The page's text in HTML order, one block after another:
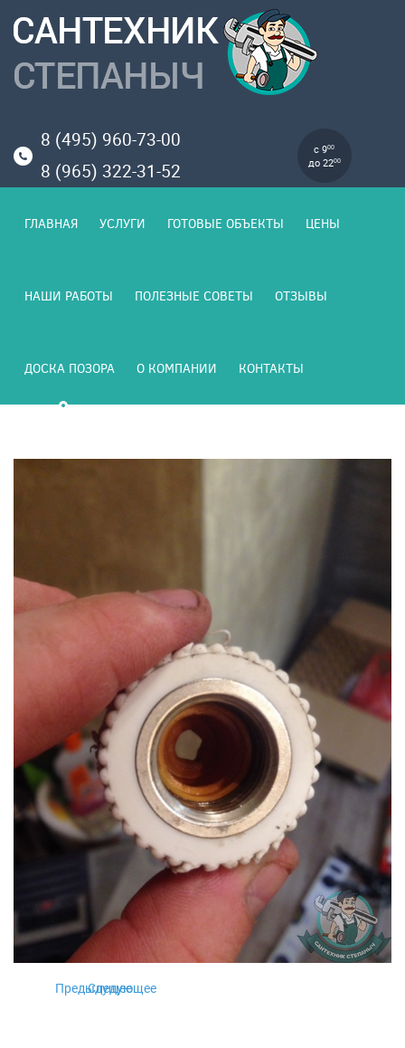
8 (495) 960-73-00
8 (965) 322-31-52
с 900
до 2200
ГЛАВНАЯ УСЛУГИ ГОТОВЫЕ ОБЪЕКТЫ ЦЕНЫ
НАШИ РАБОТЫ ПОЛЕЗНЫЕ СОВЕТЫ ОТЗЫВЫ
ДОСКА ПОЗОРА О КОМПАНИИ КОНТАКТЫ
Предыдущее
Следующее